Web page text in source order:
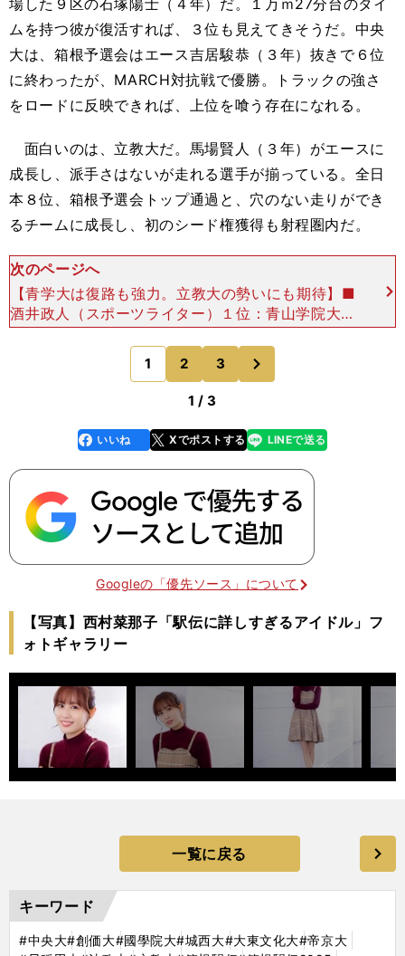
場した９区の石塚陽士（４年）だ。１万ｍ27分台のタイ
ムを持つ彼が復活すれば、３位も見えてきそうだ。中央
大は、箱根予選会はエース吉居駿恭（３年）抜きで６位
に終わったが、MARCH対抗戦で優勝。トラックの強さ
をロードに反映できれば、上位を喰う存在になれる。
面白いのは、立教大だ。馬場賢人（３年）がエースに
成長し、派手さはないが走れる選手が揃っている。全日
本８位、箱根予選会トップ通過と、穴のない走りができ
るチームに成長し、初のシード権獲得も射程圏内だ。
次のページへ
【青学大は復路も強力。立教大の勢いにも期待】■
酒井政人（スポーツライター）１位：青山学院大２
位：國學院大 ３位：創価大４位：駒澤大５位：早
稲田大６位：城西大７位：東洋大８位：法政大
1 2 3
1 / 3
faceboo
k
いいね Xでポストする
line LINEで送る
Googleの「優先ソース」について
【写真】西村菜那子「駅伝に詳しすぎるアイドル」フ
ォトギャラリー
一覧に戻る
キーワード
#中央大#創価大#國學院大#城西大#大東文化大#帝京大